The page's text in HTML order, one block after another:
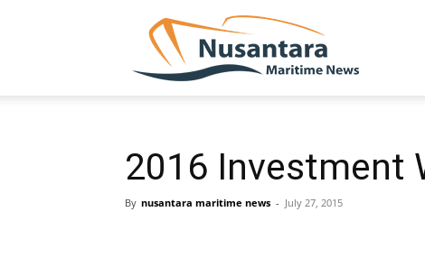
2016 Investment
By nusantara maritime news - July 27, 2015